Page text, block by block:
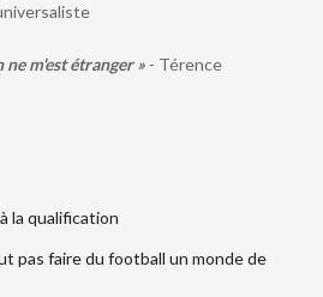
ne m'est étranger » - Térence
la qualification
pas faire du football un monde de